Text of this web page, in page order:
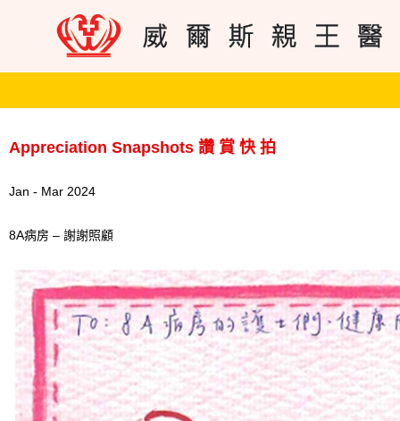
Appreciation Snapshots 讚 賞 快 拍
Jan - Mar 2024
8A病房 – 謝謝照顧